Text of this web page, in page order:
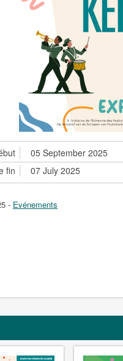
05 September 2025
fin
07 July 2025
- Evénements